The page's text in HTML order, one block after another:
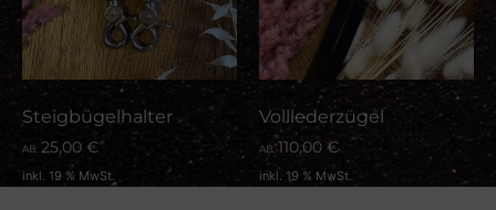
Steigbügelhalter
AB:25,00 €
inkl. 19 % MwSt.
Volllederzügel
AB:110,00 €
inkl. 19 % MwSt.